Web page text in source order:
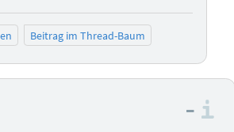
Beitrag im Thread-Baum
–